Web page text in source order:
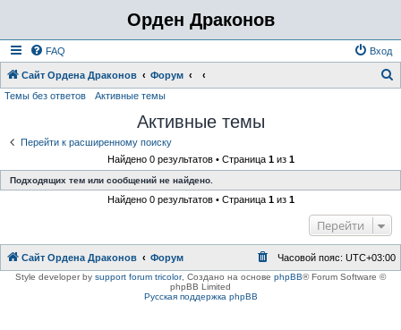
Орден Драконов
FAQ Вход
Сайт Ордена Драконов Форум
Темы без ответов Активные темы
Активные темы
Перейти к расширенному поиску
Найдено 0 результатов • Страница 1из 1
Подходящих тем или сообщений не найдено.
Найдено 0 результатов • Страница 1из 1
Перейти
Сайт Ордена Драконов Форум Часовой пояс: UTC+03:00
Style developer by support forum tricolor, Создано на основе phpBB® Forum Software ©
phpBB Limited
Русская поддержка phpBB